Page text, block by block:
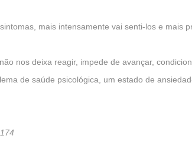
mais intensamente vai senti-los e mais
nos deixa reagir, impede de avançar,
de saúde psicológica, um estado de